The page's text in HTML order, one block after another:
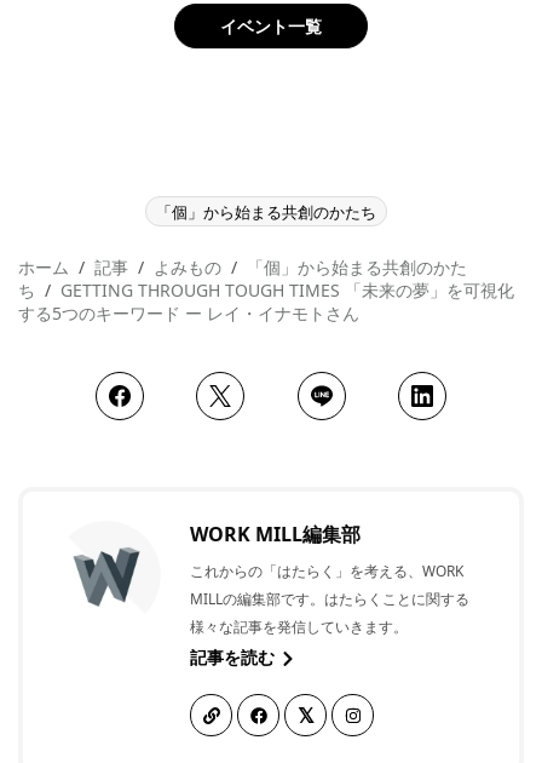
イベント一覧
「個」から始まる共創のかたち
ホーム 記事 よみもの
「個」から始まる共創のかた
ち
GETTING THROUGH TOUGH TIMES 「未来の夢」を可視化
する5つのキーワード ー レイ・イナモトさん
WORK MILL編集部
これからの「はたらく」を考える、WORK
MILLの編集部です。はたらくことに関する
様々な記事を発信していきます。
記事を読む